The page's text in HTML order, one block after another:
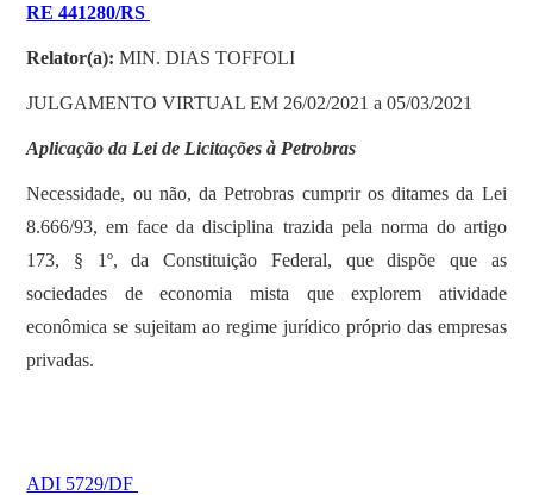
RE 441280/RS
Relator(a): MIN. DIAS TOFFOLI
JULGAMENTO VIRTUAL EM 26/02/2021 a 05/03/2021
Aplicação da Lei de Licitações à Petrobras
Necessidade, ou não, da Petrobras cumprir os ditames da Lei
8.666/93, em face da disciplina trazida pela norma do artigo
173, § 1º, da Constituição Federal, que dispõe que as
sociedades de economia mista que explorem atividade
econômica se sujeitam ao regime jurídico próprio das empresas
privadas.
ADI 5729/DF